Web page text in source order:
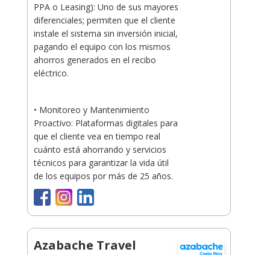
PPA o Leasing): Uno de sus mayores
diferenciales; permiten que el cliente
instale el sistema sin inversión inicial,
pagando el equipo con los mismos
ahorros generados en el recibo
eléctrico.
• Monitoreo y Mantenimiento
Proactivo: Plataformas digitales para
que el cliente vea en tiempo real
cuánto está ahorrando y servicios
técnicos para garantizar la vida útil
de los equipos por más de 25 años.
Azabache Travel